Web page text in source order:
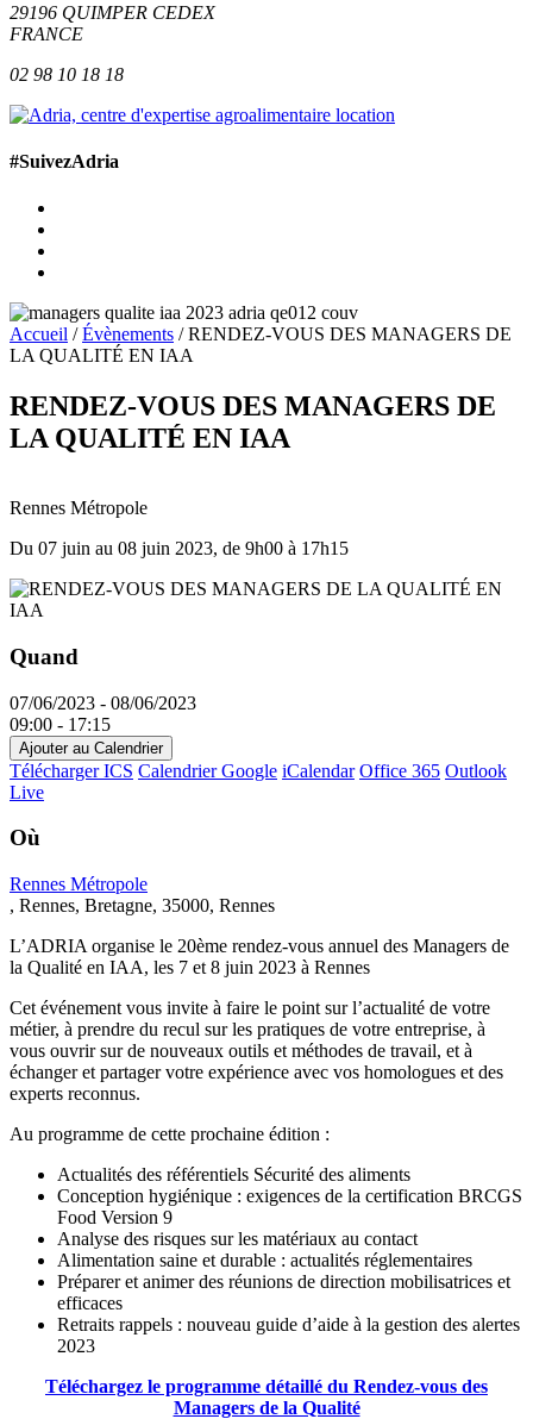
29196 QUIMPER CEDEX
FRANCE
02 98 10 18 18
#SuivezAdria
Accueil /Évènements /RENDEZ-VOUS DES MANAGERS DE
LA QUALITÉ EN IAA
RENDEZ-VOUS DES MANAGERS DE
LA QUALITÉ EN IAA
+
−
100 m
Rennes Métropole
Du 07 juin au 08 juin 2023, de 9h00 à 17h15
Quand
07/06/2023 - 08/06/2023
09:00 - 17:15
Ajouter au Calendrier
Télécharger ICS Calendrier Google iCalendar Office 365 Outlook
Live
Où
Rennes Métropole
, Rennes, Bretagne, 35000, Rennes
L’ADRIA organise le 20ème rendez-vous annuel des Managers de
la Qualité en IAA, les 7 et 8 juin 2023 à Rennes
Cet événement vous invite à faire le point sur l’actualité de votre
métier, à prendre du recul sur les pratiques de votre entreprise, à
vous ouvrir sur de nouveaux outils et méthodes de travail, et à
échanger et partager votre expérience avec vos homologues et des
experts reconnus.
Au programme de cette prochaine édition :
Actualités des référentiels Sécurité des aliments
Conception hygiénique : exigences de la certification BRCGS
Food Version 9
Analyse des risques sur les matériaux au contact
Alimentation saine et durable : actualités réglementaires
Préparer et animer des réunions de direction mobilisatrices et
efficaces
Retraits rappels : nouveau guide d’aide à la gestion des alertes
2023
Téléchargez le programme détaillé du Rendez-vous des
Managers de la Qualité